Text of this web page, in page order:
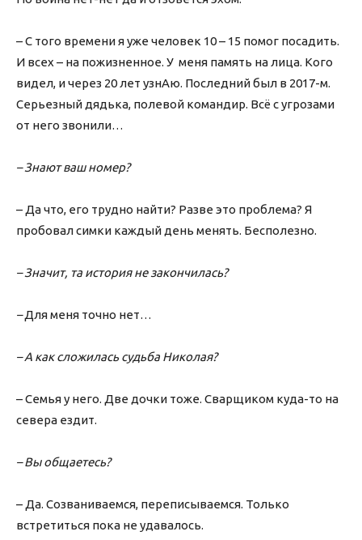
– С того времени я уже человек 10 – 15 помог посадить.
И всех – на пожизненное. У меня память на лица. Кого
видел, и через 20 лет узнАю. Последний был в 2017-м.
Серьезный дядька, полевой командир. Всё с угрозами
от него звонили…
– Знают ваш номер?
– Да что, его трудно найти? Разве это проблема? Я
пробовал симки каждый день менять. Бесполезно.
– Значит, та история не закончилась?
–Для меня точно нет…
– А как сложилась судьба Николая?
– Семья у него. Две дочки тоже. Сварщиком куда-то на
севера ездит.
– Вы общаетесь?
– Да. Созваниваемся, переписываемся. Только
встретиться пока не удавалось.